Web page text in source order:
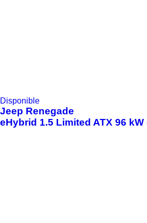
Disponible
Jeep Renegade
eHybrid 1.5 Limited ATX 96 kW